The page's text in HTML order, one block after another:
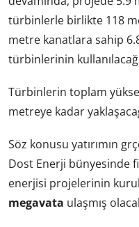
türbinlerle birlikte 118
metre kanatlara sahip
türbinlerinin
Türbinlerin toplam
metreye kadar
Söz konusu yatırımın
Dost Enerji bünyesinde
enerjisi projelerinin
megavata ulaşmış